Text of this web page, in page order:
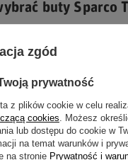
buty Sparco
bezpieczeństwa.
jakość materiałów:
dopasowanie:Solidne
rzep.
Podeszwa odporna na
zgód
prywatność
z plików cookie w celu
cookies . Możesz
lub dostępu do cookie w
na temat warunków i
na stronie Prywatność i